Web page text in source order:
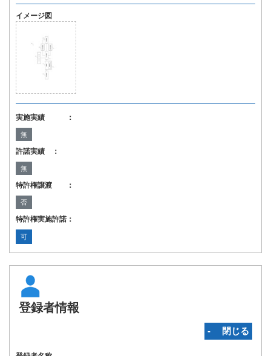
イメージ図
実施実績 ：
無
許諾実績 ：
無
特許権譲渡 ：
否
特許権実施許諾：
可
登録者情報
‐ 閉じる